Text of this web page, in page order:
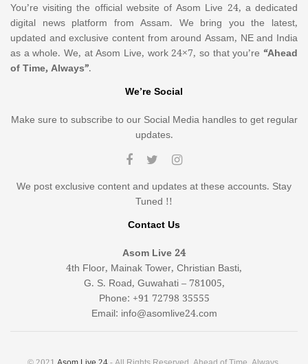
You’re visiting the official website of Asom Live 24, a dedicated
digital news platform from Assam. We bring you the latest,
updated and exclusive content from around Assam, NE and India
as a whole. We, at Asom Live, work 24×7, so that you’re “Ahead
of Time, Always”.
We’re Social
Make sure to subscribe to our Social Media handles to get regular
updates.
We post exclusive content and updates at these accounts. Stay
Tuned !!
Contact Us
Asom Live 24
4th Floor, Mainak Tower, Christian Basti,
G. S. Road, Guwahati – 781005,
Phone: +91 72798 35555
Email: info@asomlive24.com